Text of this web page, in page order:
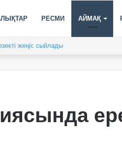
РЕСМИ АЙМАҚ
жеңіс сыйлады